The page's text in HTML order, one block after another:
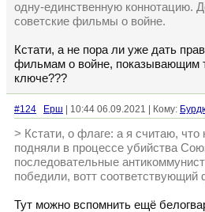
одну-единственную коннотацию.
советские фильмы о войне.
Кстати, а не пора ли уже дать
фильмам о войне, показывающим
ключе???
#124 Ерш | 10:44 06.09.2021 | Кому:
> Кстати, о флаге: а я считаю, что
подняли в процессе убийства
последовательные
победили, вотт соответствующий
Тут можно вспомнить ещё